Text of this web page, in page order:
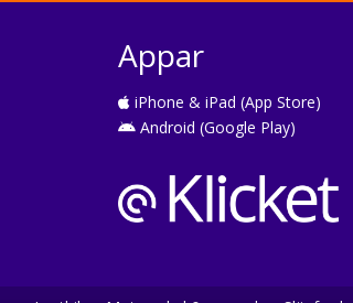
Appar
iPhone & iPad (App Store)
Android (Google Play)